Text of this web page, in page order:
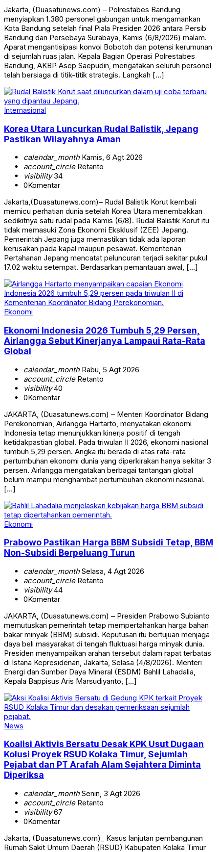
Jakarta, (Duasatunews.com) – Polrestabes Bandung
menyiapkan 1.380 personel gabungan untuk mengamankan
Kota Bandung setelah final Piala Presiden 2026 antara Persib
Bandung dan Persebaya Surabaya, Kamis (6/8/2026) malam.
Aparat mengantisipasi konvoi Bobotoh dan potensi kerumunan
di sejumlah ruas jalan. Kepala Bagian Operasi Polrestabes
Bandung, AKBP Asep Saepudin, mengatakan seluruh personel
telah bersiaga di titik-titik strategis. Langkah […]
Internasional
Korea Utara Luncurkan Rudal Balistik, Jepang
Pastikan Wilayahnya Aman
calendar_monthKamis, 6 Agt 2026
account_circleRetanto
visibility34
0Komentar
Jakarta,(Duasatunews.com)– Rudal Balistik Korut kembali
memicu perhatian dunia setelah Korea Utara menembakkan
sedikitnya satu rudal pada Kamis (6/8). Rudal Balistik Korut itu
tidak memasuki Zona Ekonomi Eksklusif (ZEE) Jepang.
Pemerintah Jepang juga memastikan tidak ada laporan
kerusakan pada kapal maupun pesawat. Kementerian
Pertahanan Jepang mencatat peluncuran terjadi sekitar pukul
17.02 waktu setempat. Berdasarkan pemantauan awal, […]
Ekonomi
Ekonomi Indonesia 2026 Tumbuh 5,29 Persen,
Airlangga Sebut Kinerjanya Lampaui Rata-Rata
Global
calendar_monthRabu, 5 Agt 2026
account_circleRetanto
visibility40
0Komentar
JAKARTA, (Duasatunews.com) – Menteri Koordinator Bidang
Perekonomian, Airlangga Hartarto, menyatakan ekonomi
Indonesia tetap menunjukkan kinerja positif di tengah
ketidakpastian global. Pada triwulan II 2026, ekonomi nasional
tumbuh 5,29 persen. Angka itu berada di atas rata-rata
pertumbuhan ekonomi dunia yang diperkirakan hanya sekitar 3
persen. Airlangga mengatakan berbagai tantangan global
belum mampu menghambat pertumbuhan ekonomi nasional.
[…]
Ekonomi
Prabowo Pastikan Harga BBM Subsidi Tetap, BBM
Non-Subsidi Berpeluang Turun
calendar_monthSelasa, 4 Agt 2026
account_circleRetanto
visibility44
0Komentar
JAKARTA, (Duasatunews.com) – Presiden Prabowo Subianto
memutuskan pemerintah tetap mempertahankan harga bahan
bakar minyak (BBM) subsidi. Keputusan itu bertujuan menjaga
daya beli masyarakat di tengah fluktuasi harga minyak dunia.
Presiden menyampaikan arahan tersebut dalam rapat terbatas
di Istana Kepresidenan, Jakarta, Selasa (4/8/2026). Menteri
Energi dan Sumber Daya Mineral (ESDM) Bahlil Lahadalia,
Kepala Bappisus Aris Marsudiyanto, […]
News
Koalisi Aktivis Bersatu Desak KPK Usut Dugaan
Kolusi Proyek RSUD Kolaka Timur, Sejumlah
Pejabat dan PT Arafah Alam Sejahtera Diminta
Diperiksa
calendar_monthSenin, 3 Agt 2026
account_circleRetanto
visibility67
0Komentar
Jakarta, (Duasatunews.com)_ Kasus lanjutan pembangunan
Rumah Sakit Umum Daerah (RSUD) Kabupaten Kolaka Timur